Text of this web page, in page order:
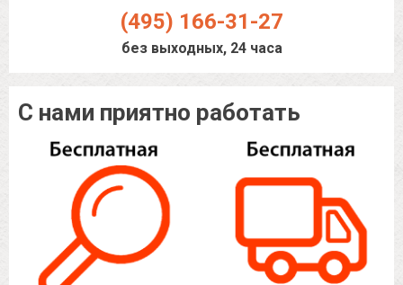
(495) 166-31-27
без выходных, 24 часа
С нами приятно работать